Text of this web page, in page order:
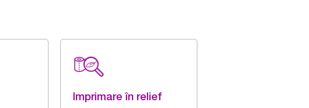
Imprimare în relief